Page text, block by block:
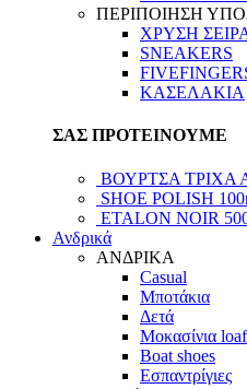
ΠΕΡΙΠΟΙΗΣΗ
ΧΡΥΣΗ
SNEAKERS
ΚΑΣΕΛΑΚΙΑ
ΣΑΣ ΠΡΟΤΕΙΝΟΥΜΕ
ΒΟΥΡΤΣΑ ΤΡΙΧΑ
SHOE POLISH
ETALON NOIR
Ανδρικά
ΑΝΔΡΙΚΑ
Casual
Μποτάκια
Δετά
Μοκασίνια
Boat shoes
Εσπαντρίγιες